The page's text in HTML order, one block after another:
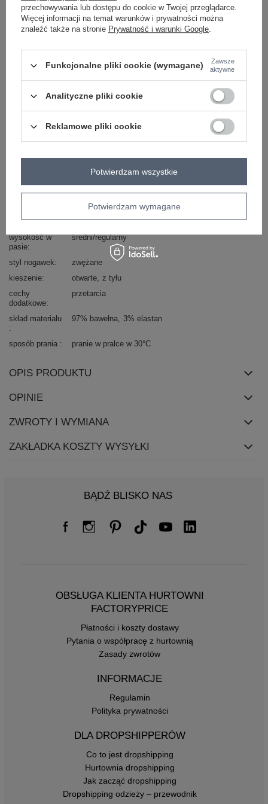
Masz pytanie? Chętnie pomożemy.
Zadzwoń+48 601 547 740 Zadaj pytanie
RUE PARIS
dominujący
styl
casual
typ produktu rurki skinny fit
dominujący
bawełna
wysokość w
pasie
średni/regularny
styl nogawek
zwężane
kieszenie
otwarte
z tyłu
cechy
dodatkowe
przetarcia
skład materiału 97% bawełna 3% elastan
sposób prania pranie w pralce w 30°C
OPIS PRODUKTU
OPINIE
ZWROTY I WYMIANA
ZAKŁADKA KOSZTY WYSYŁKI
BĄDŹ BLISKO NAS
OBSŁUGA KLIENTA HURTOWNI
FACTORYPRICE
Płatności i koszty dostawy
Pytania o współpracę z hurtownią
Zasady zwrotów
INFORMACJE
Regulamin
Polityka prywatności
DLA DROPSHIPPERÓW
Co to jest dropshipping
Hurtownia dropshipping
Jak zacząć dropshipping
Dropshipping odzieży – przewodnik
przechowywania lub dostępu do cookie w Twojej przeglądarce.
Więcej informacji na temat warunków i prywatności można
znaleźć także na stronie Prywatność i warunki Google.
Funkcjonalne pliki cookie (wymagane)
Zawsze
aktywne
Analityczne pliki cookie
Reklamowe pliki cookie
Potwierdzam wymagane
Potwierdzam wszystkie